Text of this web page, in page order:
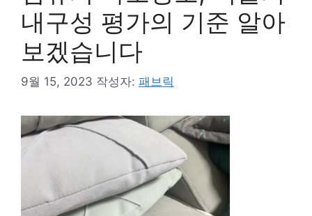
내구성 평가의 기준 알아
보겠습니다
9월 15, 2023 작성자: 패브릭